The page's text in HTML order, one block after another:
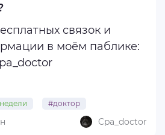
связок и
в моём паблике:
пост, если
это стимулирует
#доктор
Cpa_doctor